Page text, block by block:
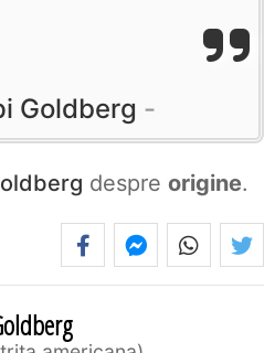
Goldberg
despre origine.